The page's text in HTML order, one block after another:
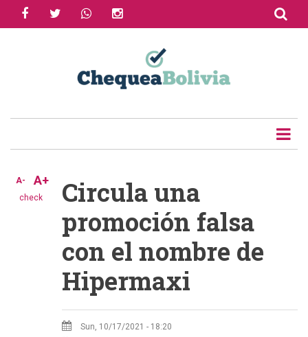
facebooktwitter whatsapp
check
A- A+
Circula una
promoción falsa
con el nombre de
Hipermaxi
Sun, 10/17/2021 - 18:20